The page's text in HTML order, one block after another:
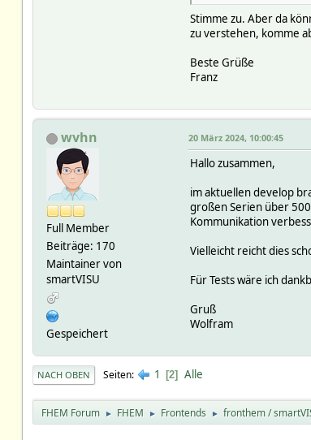
Stimme zu. Aber da
zu verstehen, komme
Beste Grüße
Franz
wvhn
Full Member
Beiträge: 170
Maintainer von
smartVISU
Gespeichert
20 März 2024, 10:00:45
Hallo zusammen,
im aktuellen develop
großen Serien über
Kommunikation
Vielleicht reicht dies
Für Tests wäre ich
Gruß
Wolfram
NACH OBEN Seiten 1 2 Alle
FHEM Forum ► FHEM ► Frontends ► fronthem /